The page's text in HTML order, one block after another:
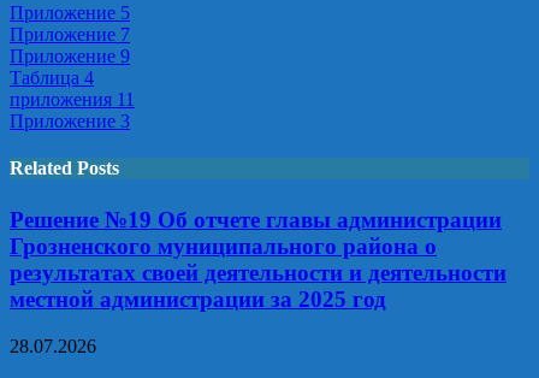
Приложение 5
Приложение 7
Приложение 9
Таблица 4
приложения 11
Приложение 3
Related Posts
Решение №19 Об отчете главы администрации
Грозненского муниципального района о
результатах своей деятельности и деятельности
местной администрации за 2025 год
28.07.2026